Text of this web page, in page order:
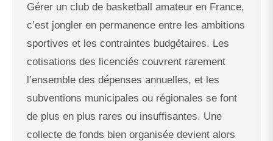
Gérer un club de basketball amateur en France,
c’est jongler en permanence entre les ambitions
sportives et les contraintes budgétaires. Les
cotisations des licenciés couvrent rarement
l’ensemble des dépenses annuelles, et les
subventions municipales ou régionales se font
de plus en plus rares ou insuffisantes. Une
collecte de fonds bien organisée devient alors